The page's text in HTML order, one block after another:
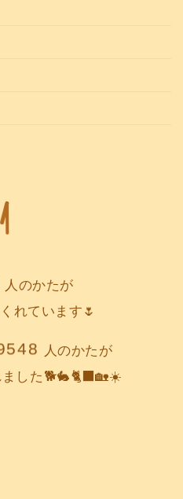
人のかたが
れています🌷
人のかたが
した🐕️🐇🐈‍⬛🏡☀️